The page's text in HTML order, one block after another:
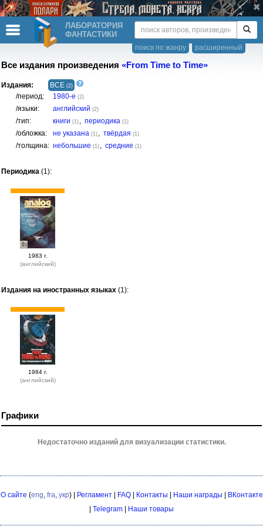
ЛАБОРАТОРИЯ
ФАНТАСТИКИ
расширенный
поиск по жанру
Все издания произведения «From Time to Time»
Издания: ВСЕ (2)
/период: 1980-е (2)
/языки: английский (2)
/тип: книги (1) , периодика (1)
/обложка: не указана (1) , твёрдая (1)
/толщина: небольшие (1) , средние (1)
Периодика (1):
1983 г.
(английский)
Издания на иностранных языках (1):
1984 г.
(английский)
Графики
Недостаточно изданий для визуализации статистики.
О сайте (eng, fra, укр) | Регламент| FAQ| Контакты Наши награды
ВКонтакте
Telegram Наши товары